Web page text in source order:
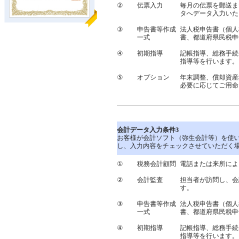
② 伝票入力
毎月の伝票を郵送
タへデータ入力いた
③
申告書等作成
一式
法人税申告書（個
書、都道府県民税
④ 初期指導
記帳指導、総務手
指導等を行います。
⑤ オプション
年末調整、償却資
必要に応じてご用命
会計データ入力条件3
お客様が会計ソフト（弥生会計等）を使
し、入力内容をチェックさせていただく
① 税務会計顧問 電話または来所に
② 会計監査
担当者が訪問し、
す。
③
申告書等作成
一式
法人税申告書（個
書、都道府県民税
④ 初期指導
記帳指導、総務手
指導等を行います。